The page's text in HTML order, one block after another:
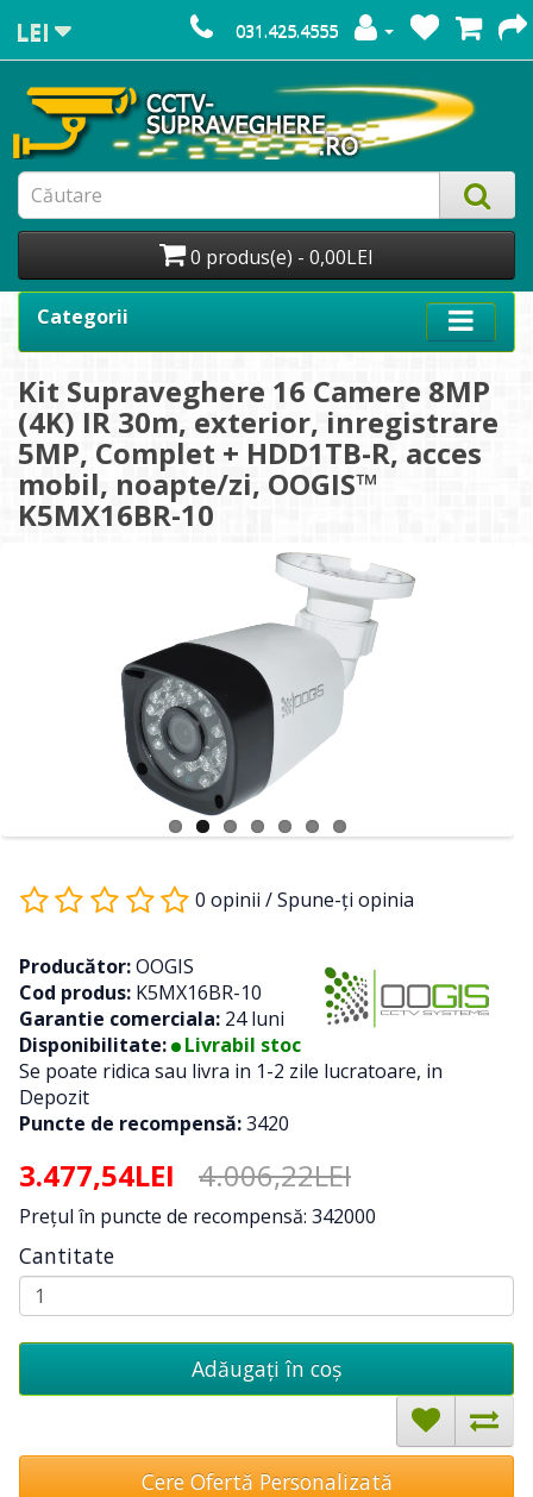
LEI 031.425.4555
0 produs(e) - 0,00LEI
Categorii
Kit Supraveghere 16 Camere 8MP
(4K) IR 30m, exterior, inregistrare
5MP, Complet + HDD1TB-R, acces
mobil, noapte/zi, OOGIS™
K5MX16BR-10
0 opinii /Spune-ţi opinia
Producător:OOGIS
Cod produs: K5MX16BR-10
Garantie comerciala: 24 luni
Disponibilitate:
Livrabil stoc
Se poate ridica sau livra in 1-2 zile lucratoare, in
Depozit
Puncte de recompensă:3420
3.477,54LEI 4.006,22LEI
Preţul în puncte de recompensă: 342000
Cantitate
Adăugați în coş
Cere Ofertă Personalizată